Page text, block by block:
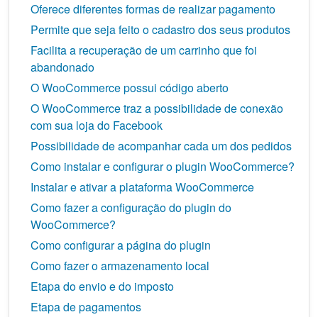
Oferece diferentes formas de realizar pagamento
Permite que seja feito o cadastro dos seus produtos
Facilita a recuperação de um carrinho que foi
abandonado
O WooCommerce possui código aberto
O WooCommerce traz a possibilidade de conexão
com sua loja do Facebook
Possibilidade de acompanhar cada um dos pedidos
Como instalar e configurar o plugin WooCommerce?
Instalar e ativar a plataforma WooCommerce
Como fazer a configuração do plugin do
WooCommerce?
Como configurar a página do plugin
Como fazer o armazenamento local
Etapa do envio e do imposto
Etapa de pagamentos